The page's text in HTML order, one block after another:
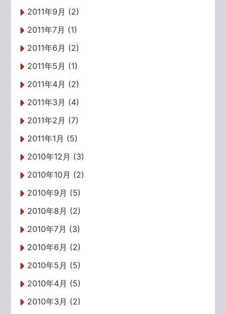
2011年9月 (2)
2011年7月 (1)
2011年6月 (2)
2011年5月 (1)
2011年4月 (2)
2011年3月 (4)
2011年2月 (7)
2011年1月 (5)
2010年12月 (3)
2010年10月 (2)
2010年9月 (5)
2010年8月 (2)
2010年7月 (3)
2010年6月 (2)
2010年5月 (5)
2010年4月 (5)
2010年3月 (2)